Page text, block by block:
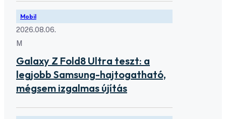
Mobil
2026.08.06.
M
Galaxy Z Fold8 Ultra teszt: a
legjobb Samsung-hajtogatható,
mégsem izgalmas újítás